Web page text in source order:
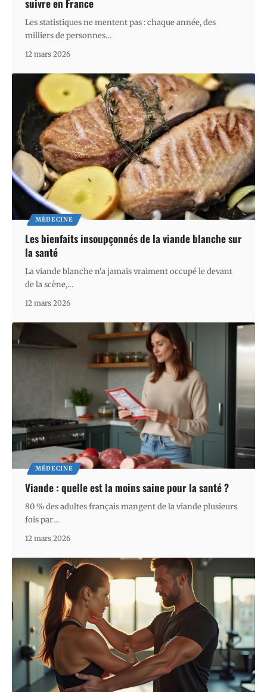
suivre en France
Les statistiques ne mentent pas : chaque année, des
milliers de personnes…
12 mars 2026
MÉDECINE
Les bienfaits insoupçonnés de la viande blanche sur
la santé
La viande blanche n'a jamais vraiment occupé le devant
de la scène,…
12 mars 2026
MÉDECINE
Viande : quelle est la moins saine pour la santé ?
80 % des adultes français mangent de la viande plusieurs
fois par…
12 mars 2026